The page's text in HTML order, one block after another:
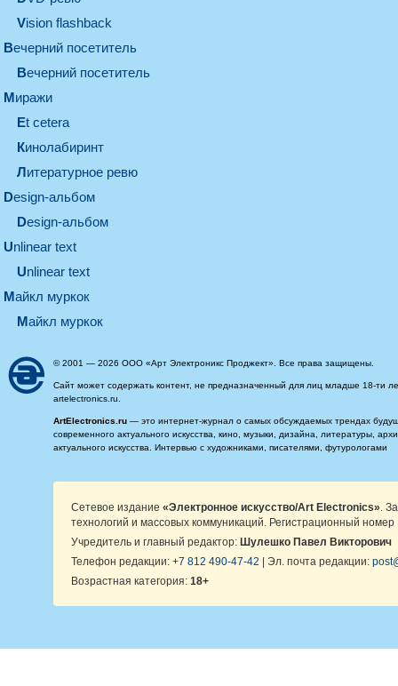
Vision flashback
вечерний посетитель
вечерний посетитель
миражи
et cetera
кинолабиринт
литературное ревю
design-альбом
design-альбом
unlinear text
Unlinear text
майкл муркок
майкл муркок
© 2001 — 2026 ООО «Арт Электроникс Проджект». Все права защищены.
Сайт может содержать контент, не предназначенный для лиц младше 18-ти
artelectronics.ru.
ArtElectronics.ru — это интернет-журнал о самых обсуждаемых трендах
современного актуального искусства, кино, музыки, дизайна, литературы,
актуального искусства. Интервью с художниками, писателями, футурологами
Сетевое издание «Электронное искусство/Art Electronics» .
технологий и массовых коммуникаций. Регистрационный
Учредитель и главный редактор: Шулешко Павел Викторович
Телефон редакции: +7 812 490-47-42 | Эл. почта редакции:
Возрастная категория: 18+